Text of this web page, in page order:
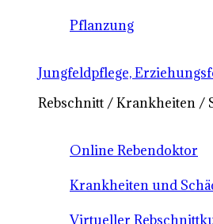
Pflanzung
Jungfeldpflege,
Rebschnitt / Krankheiten /
Online Rebendoktor
Krankheiten und
Virtueller